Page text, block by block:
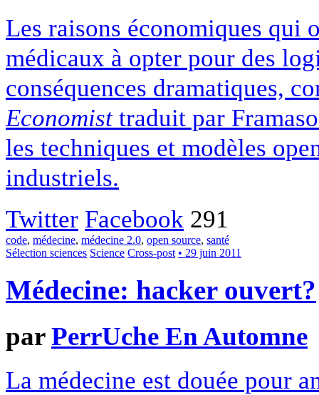
Les raisons économiques qui
médicaux à opter pour des
conséquences dramatiques,
Economisttraduit par
les techniques et modèles
industriels.
Twitter Facebook 291
code, médecine, médecine 2.0, open source, santé
Sélection sciences Science Cross-post • 29 juin 2011
Médecine: hacker ouvert?
parPerrUche En Automne
La médecine est douée pour